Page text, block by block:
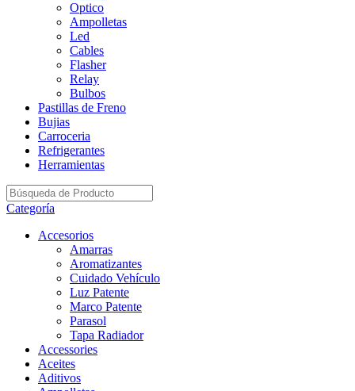
Optico
Ampolletas
Led
Cables
Flasher
Relay
Bulbos
Pastillas de Freno
Bujias
Carroceria
Refrigerantes
Herramientas
Categoría
Accesorios
Amarras
Aromatizantes
Cuidado Vehículo
Luz Patente
Marco Patente
Parasol
Tapa Radiador
Accessories
Aceites
Aditivos